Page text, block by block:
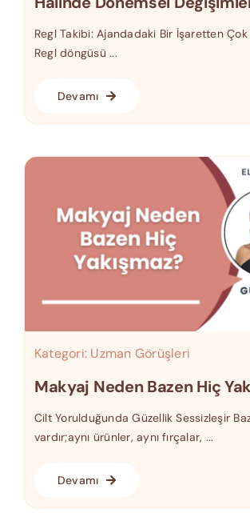
Regl Takibi: Ajandadaki Bir İşaretten Çok
Regl döngüsü ...
Devamı
Kategori: Uzman Görüşleri
Makyaj Neden Bazen Hiç
Cilt Yorulduğunda Güzellik Sessizleşir
vardır;aynı ürünler, aynı fırçalar, ...
Devamı